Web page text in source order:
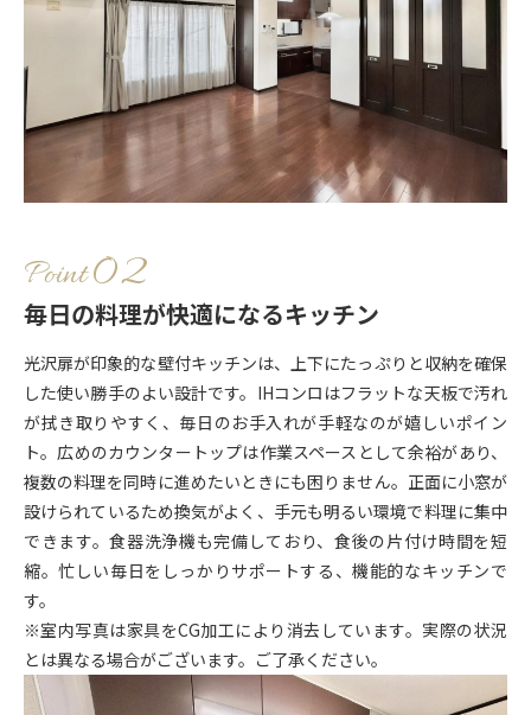
Point
毎日の料理が快適になるキッチン
光沢扉が印象的な壁付キッチンは、上下にたっぷりと収納を確保
した使い勝手のよい設計です。IHコンロはフラットな天板で汚れ
が拭き取りやすく、毎日のお手入れが手軽なのが嬉しいポイン
ト。広めのカウンタートップは作業スペースとして余裕があり、
複数の料理を同時に進めたいときにも困りません。正面に小窓が
設けられているため換気がよく、手元も明るい環境で料理に集中
できます。食器洗浄機も完備しており、食後の片付け時間を短
縮。忙しい毎日をしっかりサポートする、機能的なキッチンで
す。
※室内写真は家具をCG加工により消去しています。実際の状況
とは異なる場合がございます。ご了承ください。